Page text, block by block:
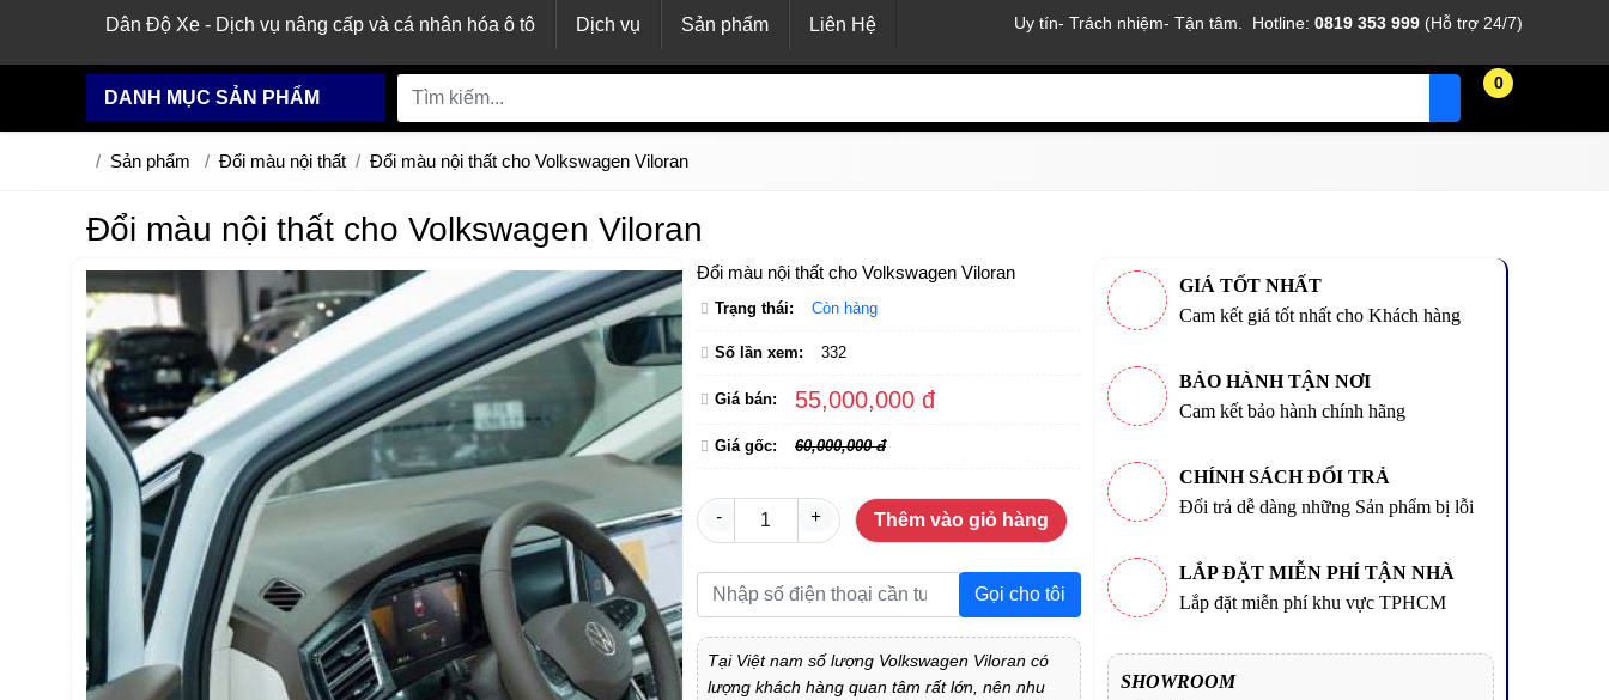
Dân Độ Xe - Dịch vụ nâng cấp và cá nhân hóa ô tô Dịch vụ Sản phẩm Liên Hệ Uy tín- Trách nhiệm- Tận tâm. Hotline: 0819 353 999 (Hỗ trợ 24/7)
DANH MỤC SẢN PHẨM
0
Sản phẩm Đổi màu nội thất Đổi màu nội thất cho Volkswagen Viloran
Đổi màu nội thất cho Volkswagen Viloran
Đổi màu nội thất cho Volkswagen Viloran
Trạng thái: Còn hàng
Số lần xem: 332
Giá bán: 55,000,000 đ
Giá gốc: 60,000,000 đ
- + Thêm vào giỏ hàng
Gọi cho tôi
Tại Việt nam số lượng Volkswagen Viloran có
lượng khách hàng quan tâm rất lớn, nên nhu
GIÁ TỐT NHẤT
Cam kết giá tốt nhất cho Khách hàng
BẢO HÀNH TẬN NƠI
Cam kết bảo hành chính hãng
CHÍNH SÁCH ĐỔI TRẢ
Đổi trả dễ dàng những Sản phẩm bị lỗi
LẮP ĐẶT MIỄN PHÍ TẬN NHÀ
Lắp đặt miễn phí khu vực TPHCM
SHOWROOM